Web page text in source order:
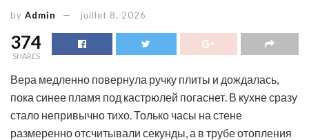
by Admin juillet 8, 2026
374
SHARES
Вера медленно повернула ручку плиты и дождалась,
пока синее пламя под кастрюлей погаснет. В кухне сразу
стало непривычно тихо. Только часы на стене
размеренно отсчитывали секунды, а в трубе отопления